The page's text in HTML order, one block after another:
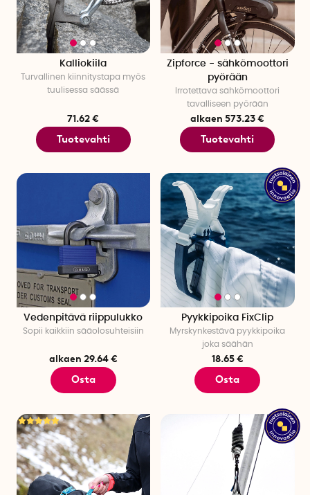
Kalliokiila
Turvallinen kiinnitystapa myös
tuulisessa säässä
71.62 €
Tuotevahti
Zipforce - sähkömoottori
pyörään
Irrotettava sähkömoottori
tavalliseen pyörään
alkaen 573.23 €
Tuotevahti
Vedenpitävä riippulukko
Sopii kaikkiin sääolosuhteisiin
alkaen 29.64 €
Osta
Pyykkipoika FixClip
Myrskynkestävä pyykkipoika
joka säähän
18.65 €
Osta